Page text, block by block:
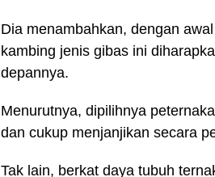
Dia menambahkan, dengan
kambing jenis gibas ini
depannya.
Menurutnya, dipilihnya
dan cukup menjanjikan secara
Tak lain, berkat daya tubuh